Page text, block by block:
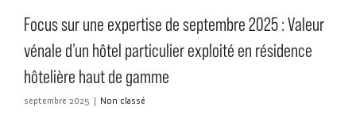
Focus sur une expertise de septembre 2025 : Valeur
vénale d’un hôtel particulier exploité en résidence
hôtelière haut de gamme
septembre 2025 | Non classé